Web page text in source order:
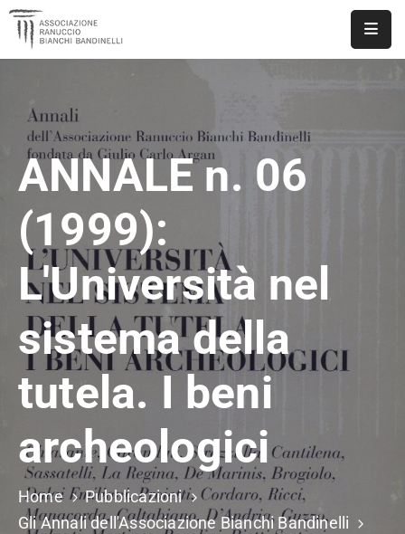
NOTIZIE
DOCUMENTI
PUBBLICAZIONI
CONTATTI
ANNALE n. 06
(1999):
L'Università nel
sistema della
tutela. I beni
archeologici
Home
Pubblicazioni
Gli Annali dell'Associazione Bianchi Bandinelli